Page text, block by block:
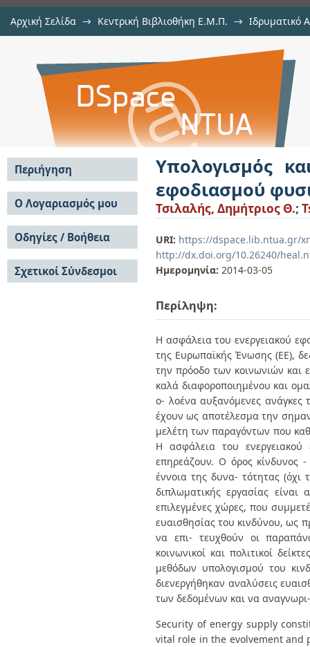
Αρχική Σελίδα → Κεντρική Βιβλιοθήκη Ε.Μ.Π. → Ιδρυματικό
Υπολογισμός και ανάλυση
αερίου
Υπολογισμός
εφοδιασμού
Τσιλαλής, Δημήτριος Θ.;
URI: https://dspace.lib.ntua.gr/
http://dx.doi.org/10.26240/
Ημερομηνία: 2014-03-05
Περίληψη:
Η ασφάλεια του ενεργειακού
της Ευρωπαϊκής Ένωσης (EE),
την πρόοδο των κοινωνιών και
καλά διαφοροποιημένου και
ο- λοένα αυξανόμενες ανάγκες
έχουν ως αποτέλεσμα την
μελέτη των παραγόντων που
Η ασφάλεια του
επηρεάζουν. Ο όρος κίνδυνος -
έννοια της δυνα- τότητας (όχι
διπλωματικής εργασίας
επιλεγμένες χώρες, που
ευαισθησίας του κινδύνου, ως
να επι- τευχθούν οι
κοινωνικοί και πολιτικοί
μεθόδων υπολογισμού του
διενεργήθηκαν αναλύσεις
των δεδομένων και να
Security of energy supply
vital role in the evolvement and
Περιήγηση
Σε όλο το DSpace
Κοινότητες & Συλλογές
Ανά Ημερομηνία
Έκδοσης
Συγγραφείς
Τίτλοι
Θέματα
Ο Λογαριασμός μου
Σύνδεση
Εγγραφή
Οδηγίες / Βοήθεια
Οδηγίες Υποβολής
Οδηγίες Χρήσης ΙΑ
Συχνές Ερωτήσεις
Σχετικοί Σύνδεσμοι